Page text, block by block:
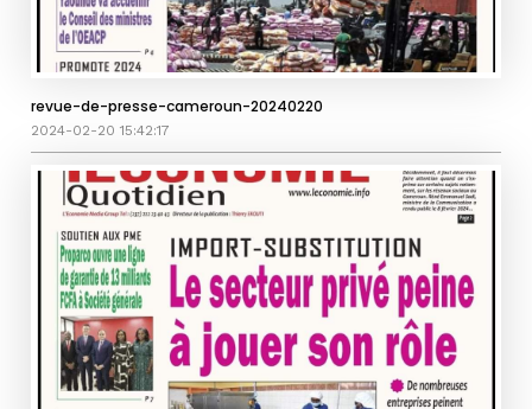
revue-de-presse-cameroun-20240220
2024-02-20 15:42:17